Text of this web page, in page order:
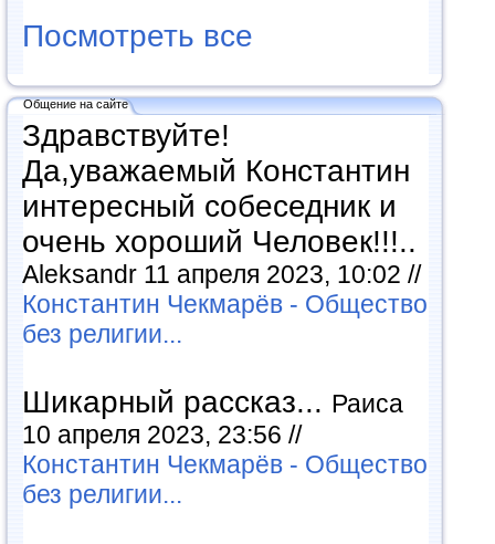
Посмотреть все
Общение на сайте
Здравствуйте!
Да,уважаемый Константин
интересный собеседник и
очень хороший Человек!!!..
Aleksandr 11 апреля 2023, 10:02 //
Константин Чекмарёв - Общество
без религии...
Шикарный рассказ... Раиса
10 апреля 2023, 23:56 //
Константин Чекмарёв - Общество
без религии...